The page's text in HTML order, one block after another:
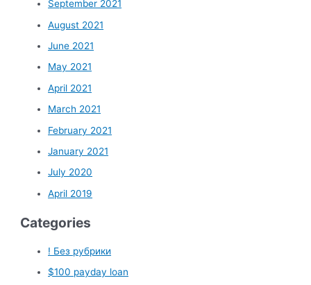
September 2021
August 2021
June 2021
May 2021
April 2021
March 2021
February 2021
January 2021
July 2020
April 2019
Categories
! Без рубрики
$100 payday loan